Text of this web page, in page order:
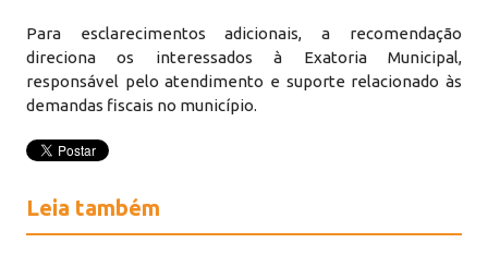
Para esclarecimentos adicionais, a recomendação
direciona os interessados à Exatoria Municipal,
responsável pelo atendimento e suporte relacionado às
demandas fiscais no município.
Leia também